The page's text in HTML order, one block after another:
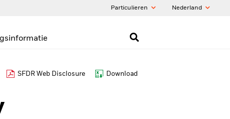
Particulieren Nederland
SFDR Web Disclosure Download